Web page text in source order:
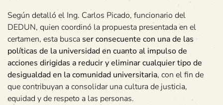
Según detalló el Ing. Carlos Picado, funcionario del
DEDUN, quien coordinó la propuesta presentada en el
certamen, esta busca ser consecuente con una de las
políticas de la universidad en cuanto al impulso de
acciones dirigidas a reducir y eliminar cualquier tipo de
desigualdad en la comunidad universitaria, con el fin de
que contribuyan a consolidar una cultura de justicia,
equidad y de respeto a las personas.